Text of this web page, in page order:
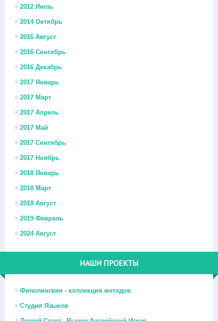
2012 Июль
2014 Октябрь
2016 Август
2016 Сентябрь
2016 Декабрь
2017 Январь
2017 Март
2017 Апрель
2017 Май
2017 Сентябрь
2017 Ноябрь
2018 Январь
2018 Март
2018 Август
2019 Февраль
2024 Август
НАШИ ПРОЕКТЫ
Филолингвия - коллекция методов
Студия Языков